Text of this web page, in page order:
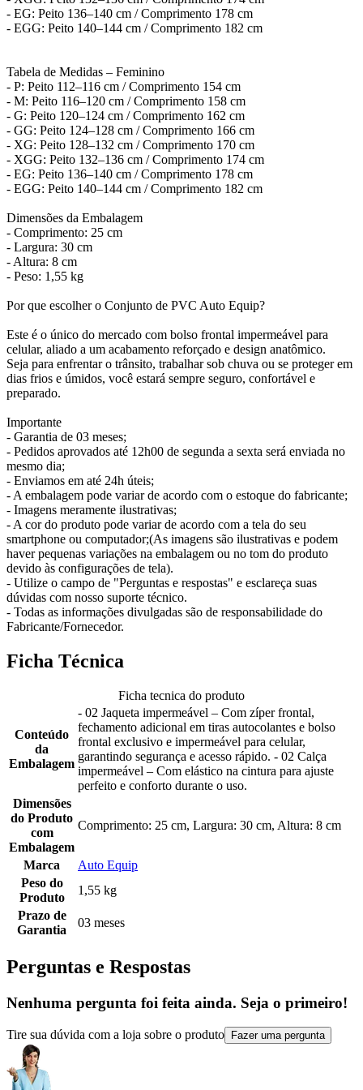
- EG: Peito 136–140 cm / Comprimento 178 cm
- EGG: Peito 140–144 cm / Comprimento 182 cm
Tabela de Medidas – Feminino
- P: Peito 112–116 cm / Comprimento 154 cm
- M: Peito 116–120 cm / Comprimento 158 cm
- G: Peito 120–124 cm / Comprimento 162 cm
- GG: Peito 124–128 cm / Comprimento 166 cm
- XG: Peito 128–132 cm / Comprimento 170 cm
- XGG: Peito 132–136 cm / Comprimento 174 cm
- EG: Peito 136–140 cm / Comprimento 178 cm
- EGG: Peito 140–144 cm / Comprimento 182 cm
Dimensões da Embalagem
- Comprimento: 25 cm
- Largura: 30 cm
- Altura: 8 cm
- Peso: 1,55 kg
Por que escolher o Conjunto de PVC Auto Equip?
Este é o único do mercado com bolso frontal impermeável para
celular, aliado a um acabamento reforçado e design anatômico.
Seja para enfrentar o trânsito, trabalhar sob chuva ou se proteger em
dias frios e úmidos, você estará sempre seguro, confortável e
preparado.
Importante
- Garantia de 03 meses;
- Pedidos aprovados até 12h00 de segunda a sexta será enviada no
mesmo dia;
- Enviamos em até 24h úteis;
- A embalagem pode variar de acordo com o estoque do fabricante;
- Imagens meramente ilustrativas;
- A cor do produto pode variar de acordo com a tela do seu
smartphone ou computador;(As imagens são ilustrativas e podem
haver pequenas variações na embalagem ou no tom do produto
devido às configurações de tela).
- Utilize o campo de "Perguntas e respostas" e esclareça suas
dúvidas com nosso suporte técnico.
- Todas as informações divulgadas são de responsabilidade do
Fabricante/Fornecedor.
Ficha Técnica
Ficha tecnica do produto
Conteúdo
da
Embalagem
- 02 Jaqueta impermeável – Com zíper frontal,
fechamento adicional em tiras autocolantes e bolso
frontal exclusivo e impermeável para celular,
garantindo segurança e acesso rápido. - 02 Calça
impermeável – Com elástico na cintura para ajuste
perfeito e conforto durante o uso.
Dimensões
do Produto
com
Embalagem
Comprimento: 25 cm, Largura: 30 cm, Altura: 8 cm
Marca
Auto Equip
Peso do
Produto
1,55 kg
Prazo de
Garantia
03 meses
Perguntas e Respostas
Nenhuma pergunta foi feita ainda. Seja o primeiro!
Tire sua dúvida com a loja sobre o produto Fazer uma pergunta